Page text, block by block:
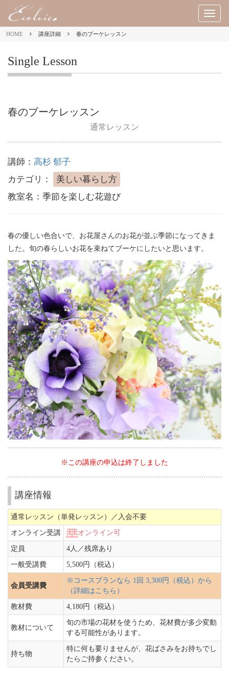
M
E
HOME 講座詳細 春のブーケレッスン
Single Lesson
春のブーケレッスン
通常レッスン
講師： 高杉 郁子
カテゴリ：
美しい暮らし方
教室名： 季節を楽しむ花遊び
春の優しい色合いで、お花屋さんのお花が並ぶ季節になってきま
した。旬の春らしいお花を束ねてブーケにしたいと思います。
※この講座の申込は終了しました
講座情報
通常レッスン（単発レッスン）／入会不要
オンライン受講 オンライン可
定員 4人／残席あり
一般受講費 5,500円（税込）
会員受講費
※コースプランなら 1回 3,300円（税込）から
（詳細はこちら）
教材費 4,180円（税込）
教材について
旬の市場の花材を使うため、花材費が多少変動
する可能性があります。
持ち物
特に何も要りませんが、花ばさみをお持ちでし
たらご持参ください。